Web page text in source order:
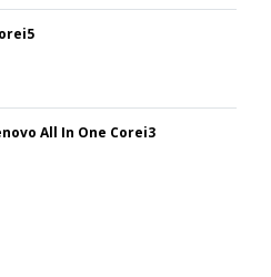
All In One Corei3